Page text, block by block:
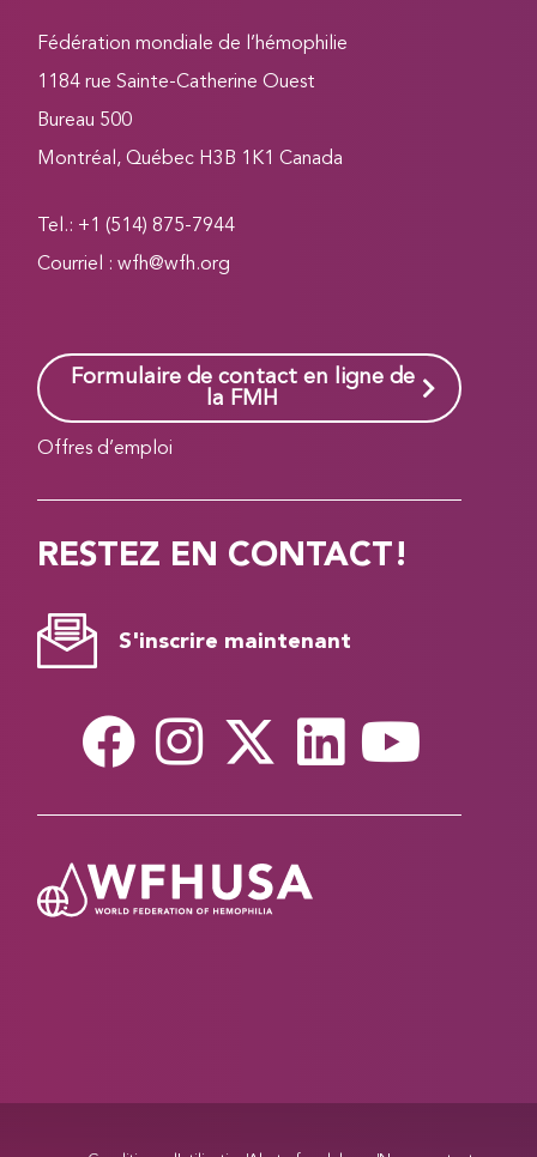
Fédération mondiale de l’hémophilie
1184 rue Sainte-Catherine Ouest
Bureau 500
Montréal, Québec H3B 1K1 Canada
Tel.: +1 (514) 875-7944
Courriel :wfh@wfh.org
Formulaire de contact en ligne de
la FMH
Offres d’emploi
RESTEZ EN CONTACT!
S'inscrire maintenant